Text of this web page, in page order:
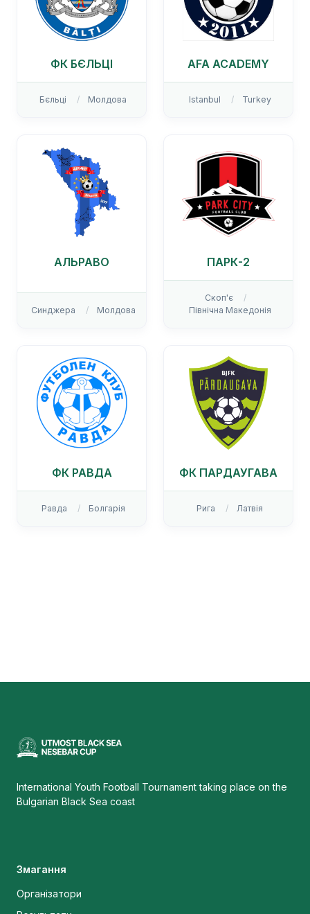
ФК БЄЛЬЦІ
Бєльці Молдова
AFA ACADEMY
Istanbul Turkey
АЛЬРАВО
Синджера Молдова
ПАРК-2
Скоп'є
Північна Македонія
ФК РАВДА
Равда Болгарія
ФК ПАРДАУГАВА
Рига Латвія
International Youth Football Tournament taking place on the
Bulgarian Black Sea coast
Змагання
Організатори